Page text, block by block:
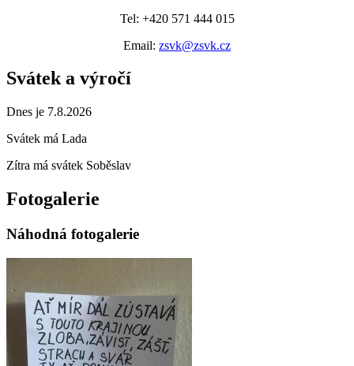
Tel: +420 571 444 015
Email: zsvk@zsvk.cz
Svátek a výročí
Dnes je 7.8.2026
Svátek má Lada
Zítra má svátek Soběslav
Fotogalerie
Náhodná fotogalerie